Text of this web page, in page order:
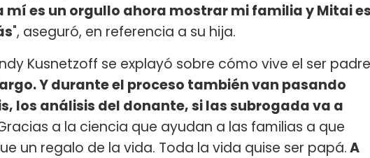
es un orgullo ahora mostrar mi familia y Mitai
", aseguró, en referencia a su hija.
Kusnetzoff se explayó sobre cómo vive el ser padre
Y durante el proceso también van pasando
los análisis del donante, si las subrogada va a
a la ciencia que ayudan a las familias a que
un regalo de la vida. Toda la vida quise ser papá.A